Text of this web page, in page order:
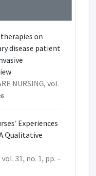
on
disease patient
NURSING, vol.
Experiences
Qualitative
31, no. 1, pp. –